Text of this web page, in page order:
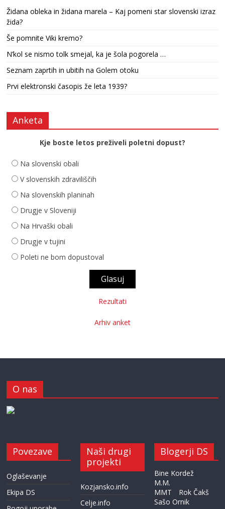
Židana obleka in židana marela – Kaj pomeni star slovenski izraz
žida?
Še pomnite Viki kremo?
N’kol se nismo tolk smejal, ka je šola pogorela …
Seznam zaprtih in ubitih na Golem otoku
Prvi elektronski časopis že leta 1939?
Anketa
Kje boste letos preživeli poletni dopust?
Na slovenski obali
V slovenskih zdraviliščih
Na slovenskih planinah
Drugje v Sloveniji
Na Hrvaški obali
Drugje v tujini
Poleti ne bom dopustoval
Rezultati
Arhiv anket
O nas
Povezave
Oglaševanje
Ekipa DS
Naši drugi
projekti
Kozjansko.info
Celje.info
Blogerji DS
Bine Kordež
M.M.
MMT
Rok Čakš
Sašo Ornik